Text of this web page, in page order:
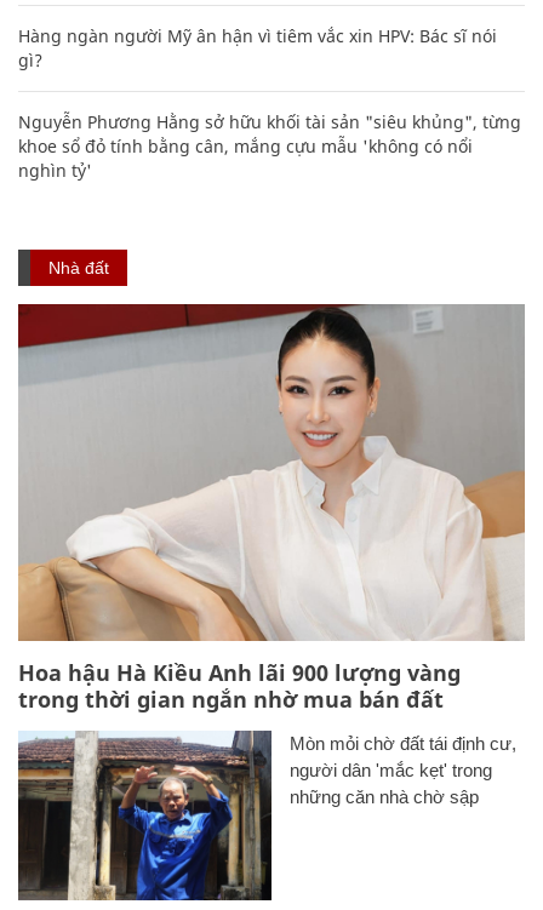
Hàng ngàn người Mỹ ân hận vì tiêm vắc xin HPV: Bác sĩ nói
gì?
Nguyễn Phương Hằng sở hữu khối tài sản "siêu khủng", từng
khoe sổ đỏ tính bằng cân, mắng cựu mẫu 'không có nổi
nghìn tỷ'
Nhà đất
Hoa hậu Hà Kiều Anh lãi 900 lượng vàng
trong thời gian ngắn nhờ mua bán đất
Mòn mỏi chờ đất tái định cư,
người dân 'mắc kẹt' trong
những căn nhà chờ sập